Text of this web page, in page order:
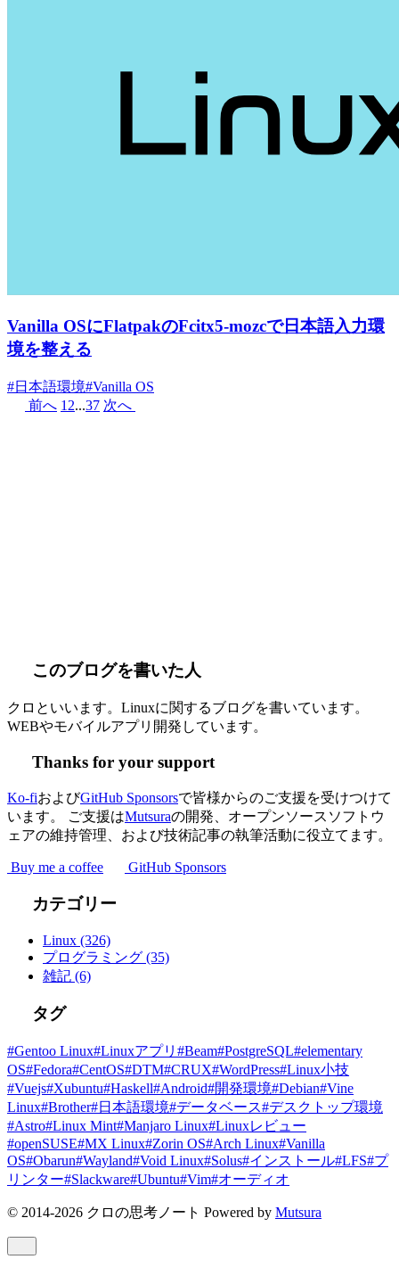
Vanilla OSにFlatpakのFcitx5-mozcで日本語入力環
境を整える
#日本語環境#Vanilla OS
前へ 1 2...37 次へ
このブログを書いた人
クロといいます。Linuxに関するブログを書いています。
WEBやモバイルアプリ開発しています。
Thanks for your support
Ko-fiおよびGitHub Sponsorsで皆様からのご支援を受けつけて
います。 ご支援はMutsuraの開発、オープンソースソフトウ
ェアの維持管理、および技術記事の執筆活動に役立てます。
Buy me a coffee GitHub Sponsors
カテゴリー
Linux (326)
プログラミング (35)
雑記 (6)
タグ
#Gentoo Linux#Linuxアプリ #Beam#PostgreSQL#elementary
OS#Fedora#CentOS#DTM#CRUX#WordPress#Linux小技
#Vuejs#Xubuntu#Haskell#Android#開発環境#Debian#Vine
Linux#Brother#日本語環境#データベース#デスクトップ環境
#Astro#Linux Mint#Manjaro Linux#Linuxレビュー
#openSUSE#MX Linux#Zorin OS#Arch Linux#Vanilla
OS#Obarun#Wayland#Void Linux#Solus#インストール#LFS#プ
リンター#Slackware#Ubuntu#Vim#オーディオ
© 2014-2026 クロの思考ノート Powered by Mutsura